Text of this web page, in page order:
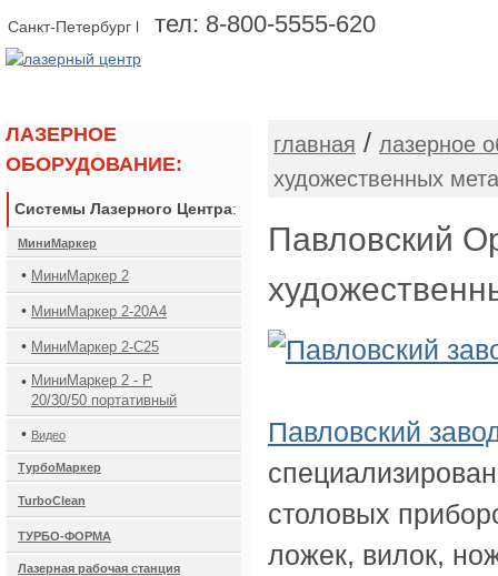
Санкт-Петербург l тел: 8-800-5555-620
ЛАЗЕРНОЕ
ОБОРУДОВАНИЕ:
Системы Лазерного Центра:
МиниМаркер
• МиниМаркер 2
• МиниМаркер 2-20А4
• МиниМаркер 2-C25
• МиниМаркер 2 - Р
20/30/50 портативный
• Видео
ТурбоМаркер
TurboClean
ТУРБО-ФОРМА
Лазерная рабочая станция
главная / лазерное
художественных
Павловский
Павловский
столовых
ложек, вилок,